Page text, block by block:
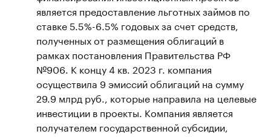
является предоставление льготных займов по
ставке 5.5%-6.5% годовых за счет средств,
полученных от размещения облигаций в
рамках постановления Правительства РФ
№906. К концу 4 кв. 2023 г. компания
осуществила 9 эмиссий облигаций на сумму
29.9 млрд руб., которые направила на целевые
инвестиции в проекты. Компания является
получателем государственной субсидии,